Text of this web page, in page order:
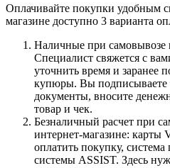
Оплачивайте покупки удобным
магазине доступно 3 варианта
Наличные при самовывозе
Специалист свяжется с
уточнить время и заранее
купюры. Вы подписываете
документы, вносите
товар и чек.
Безналичный расчет при
интернет-магазине: карты
оплатить покупку, система
системы ASSIST. Здесь